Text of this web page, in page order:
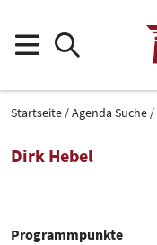
Startseite Agenda Suche
Dirk Hebel
Programmpunkte